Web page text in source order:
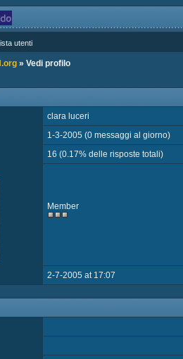
utenti
» Vedi profilo
clara luceri
1-3-2005 (0 messaggi al giorno)
16 (0.17% delle risposte totali)
Member
2-7-2005 at 17:07